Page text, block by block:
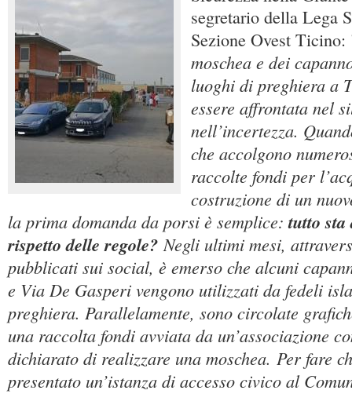
segretario della Lega
Sezione Ovest Ticino:
moschea e dei
luoghi di preghiera a
essere affrontata nel
nell’incertezza.
che accolgono
raccolte fondi per
costruzione di un
la prima domanda da porsi è semplice:tutto sta
rispetto delle regole?Negli ultimi mesi,
pubblicati sui social, è emerso che alcuni
e Via De Gasperi vengono utilizzati da fedeli
preghiera. Parallelamente, sono circolate
una raccolta fondi avviata da un’associazione
dichiarato di realizzare una moschea. Per fare
presentato un’istanza di accesso civico al